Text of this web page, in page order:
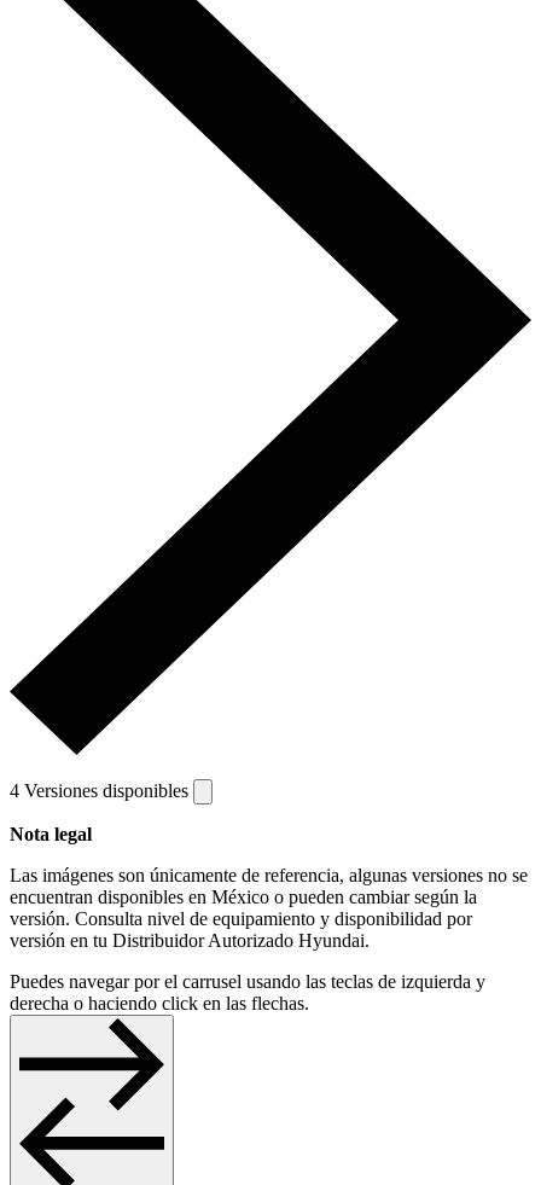
4 Versiones disponibles
Nota legal
Las imágenes son únicamente de referencia, algunas versiones no se
encuentran disponibles en México o pueden cambiarsegún la
versión. Consulta nivel de equipamiento y disponibilidad por
versión en tu Distribuidor Autorizado Hyundai.
Puedes navegar por el carrusel usando las teclas de izquierda y
derecha o haciendo click en las flechas.